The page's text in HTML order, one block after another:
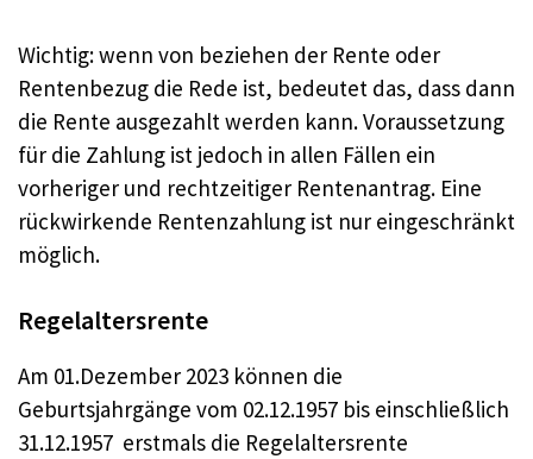
Wichtig: wenn von beziehen der Rente oder
Rentenbezug die Rede ist, bedeutet das, dass dann
die Rente ausgezahlt werden kann. Voraussetzung
für die Zahlung ist jedoch in allen Fällen ein
vorheriger und rechtzeitiger Rentenantrag. Eine
rückwirkende Rentenzahlung ist nur eingeschränkt
möglich.
Regelaltersrente
Am 01.Dezember 2023 können die
Geburtsjahrgänge vom 02.12.1957 bis einschließlich
31.12.1957 erstmals die Regelaltersrente